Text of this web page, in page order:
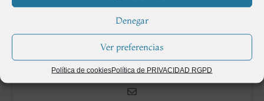
Denegar
Ver preferencias
Política de cookiesPolítica de PRIVACIDAD RGPD
admin